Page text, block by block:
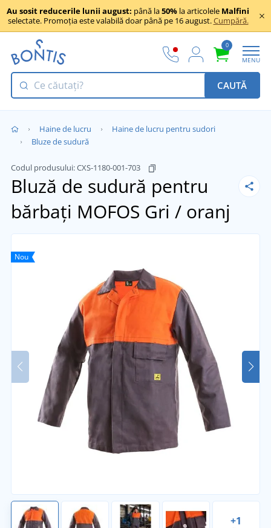
Au sosit reducerile lunii august: până la50% la articolele Malfini
selectate. Promoția este valabilă doar până pe 16 august.Cumpără.
0
MENU
CAUTĂ
Haine de lucru
Haine de lucru pentru sudori
Bluze de sudură
Codul produsului:CXS-1180-001-703
Bluză de sudură pentru
bărbați MOFOS Gri / oranj
+1
Nou